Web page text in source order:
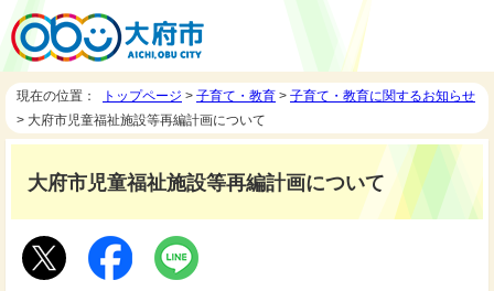
現在の位置： トップページ > 子育て・教育 > 子育て・教育に関するお知らせ
> 大府市児童福祉施設等再編計画について
大府市児童福祉施設等再編計画について